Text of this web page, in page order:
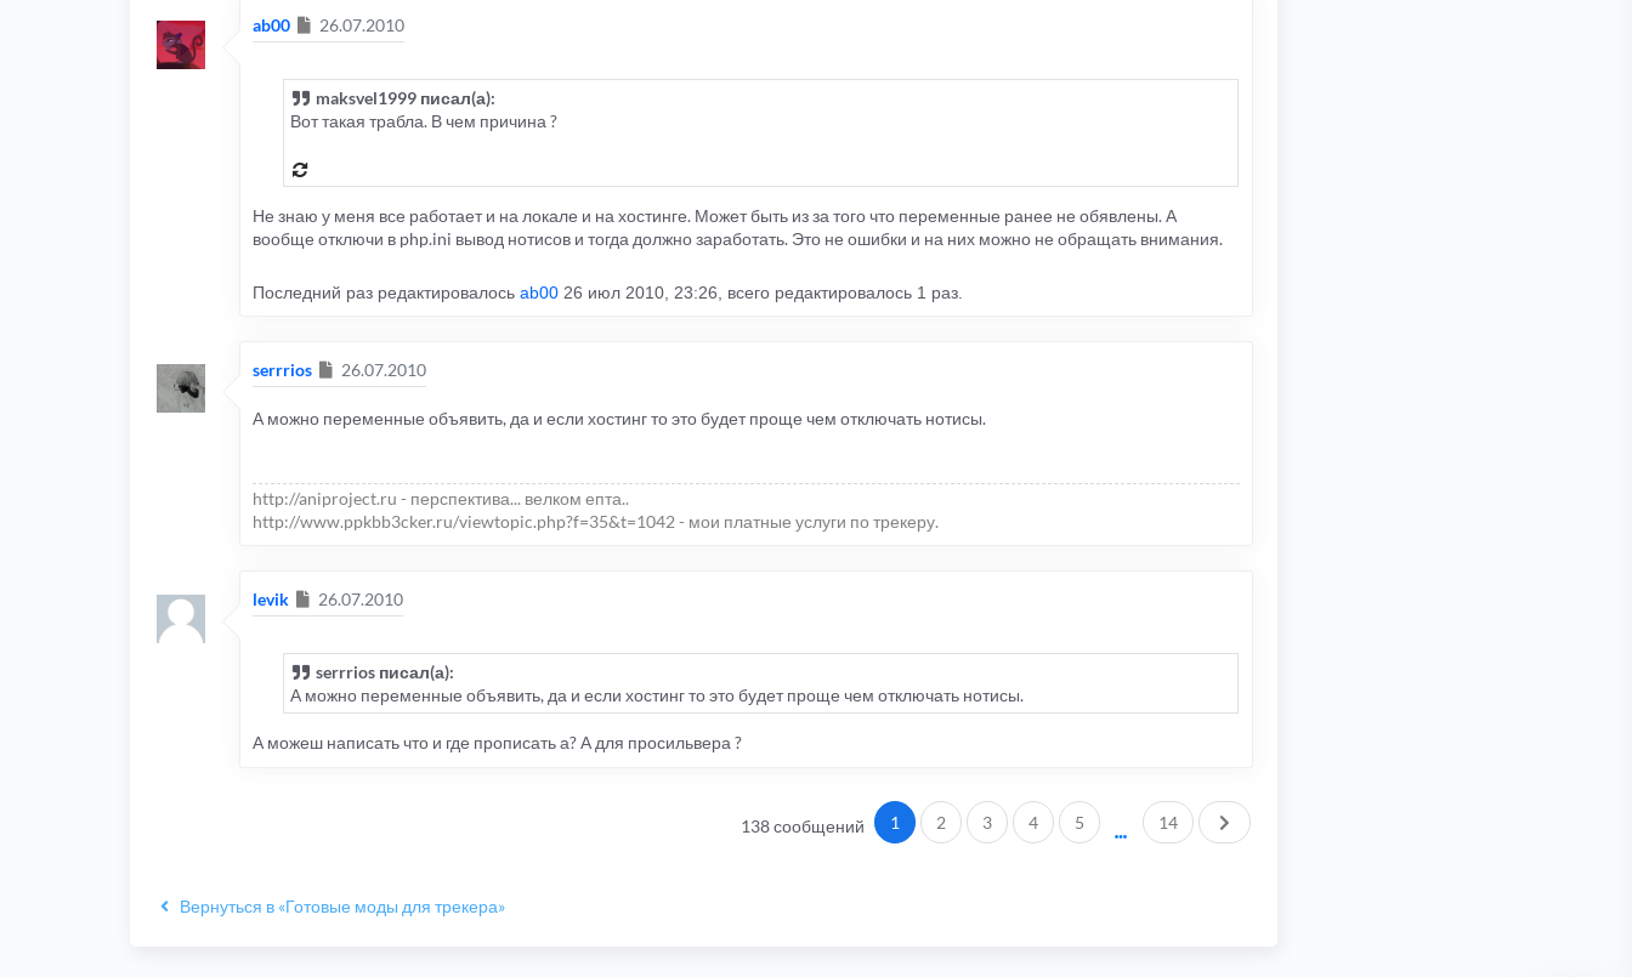
ab00 Сообщение
26.07.2010
maksvel1999 писал(а):
Вот такая трабла. В чем причина ?
Не знаю у меня все работает и на локале и на хостинге. Может быть из за того что переменные ранее не обявлены. А
вообще отключи в php.ini вывод нотисов и тогда должно заработать. Это не ошибки и на них можно не обращать внимания.
Последний раз редактировалось ab00 26 июл 2010, 23:26, всего редактировалось 1 раз.
serrrios Сообщение
26.07.2010
А можно переменные объявить, да и если хостинг то это будет проще чем отключать нотисы.
http://aniproject.ru - перспектива... велком епта..
http://www.ppkbb3cker.ru/viewtopic.php?f=35&t=1042 - мои платные услуги по трекеру.
levik Сообщение
26.07.2010
serrrios писал(а):
А можно переменные объявить, да и если хостинг то это будет проще чем отключать нотисы.
А можеш написать что и где прописать а? А для просильвера ?
138 сообщений 1 2 3 4 5 14 След.
Вернуться в «Готовые моды для трекера»